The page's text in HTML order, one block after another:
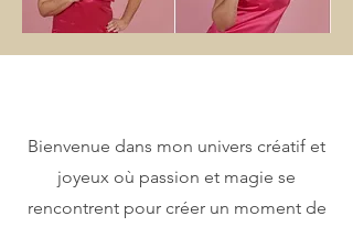
Bienvenue dans mon univers créatif et
joyeux où passion et magie se
rencontrent pour créer un moment de